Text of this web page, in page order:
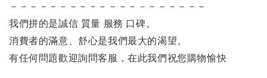
－－－－－－－－－－－－－－－－－－－－
我們拼的是誠信 質量 服務 口碑。
消費者的滿意、舒心是我們最大的渴望。
有任何問題歡迎詢問客服，在此我們祝您購物愉快